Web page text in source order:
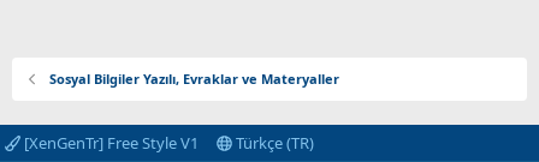
Sosyal Bilgiler Yazılı, Evraklar ve Materyaller
[XenGenTr] Free Style V1 Türkçe (TR)